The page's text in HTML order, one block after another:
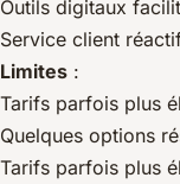
Outils digitaux
Service client
Limites :
Tarifs parfois plus
Quelques options
Tarifs parfois plus